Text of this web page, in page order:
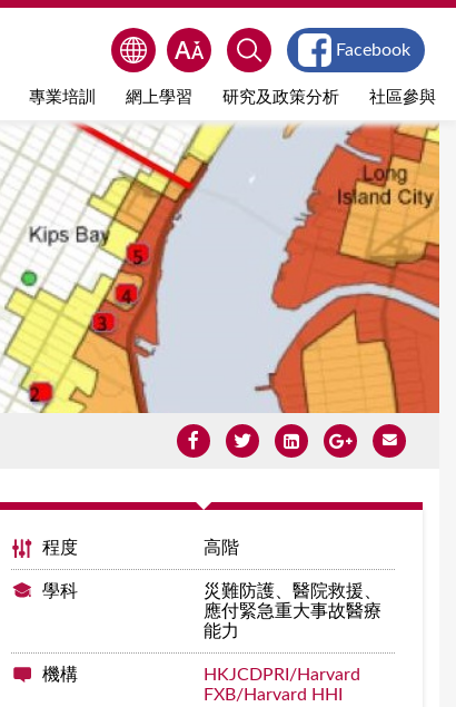
專業培訓 網上學習 研究及政策分析 社區參與
Facebook
程度 高階
學科
災難防護、醫院救援、
應付緊急重大事故醫療
能力
機構
HKJCDPRI/Harvard
FXB/Harvard HHI